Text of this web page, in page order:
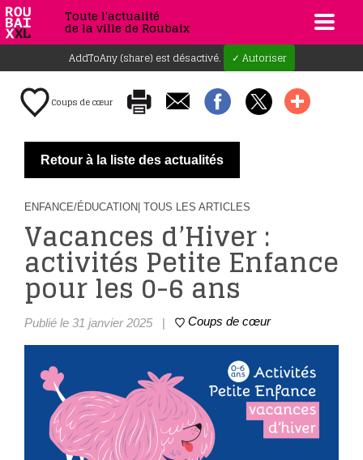
Toute l'actualité
de la ville de Roubaix
AddToAny (share) est désactivé. ✓ Autoriser
Coups de cœur
Retour à la liste des actualités
ENFANCE/ÉDUCATION | TOUS LES ARTICLES
Vacances d’Hiver :
activités Petite Enfance
pour les 0-6 ans
Publié le 31 janvier 2025 | Coups de cœur